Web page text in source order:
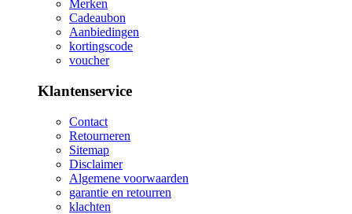
Merken
Cadeaubon
Aanbiedingen
kortingscode
voucher
Klantenservice
Contact
Retourneren
Sitemap
Disclaimer
Algemene voorwaarden
garantie en retourren
klachten